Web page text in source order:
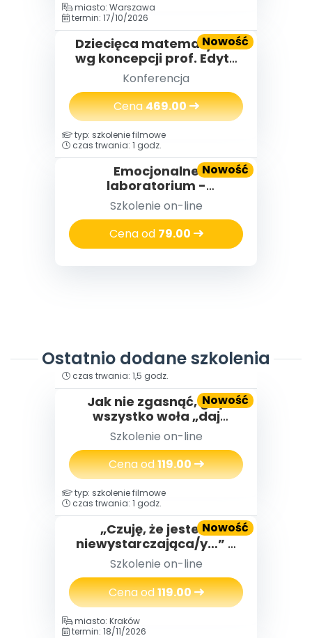
Nowość
miasto: Warszawa
termin: 17/10/2026
Dziecięca matematyka®
wg koncepcji prof. Edyty
Gruszczyk-Kolczyńskiej
Konferencja
Cena469.00
Nowość
typ: szkolenie filmowe
czas trwania: 1 godz.
Emocjonalne
laboratorium -
eksperymenty i zabawy,
które pomagają dzieciom
radzić sobie z emocjami
Szkolenie on-line
Cena od 79.00
Ostatnio dodane szkolenia
Nowość
typ: szkolenie filmowe
czas trwania: 1,5 godz.
Jak nie zgasnąć, gdy
wszystko woła „daj
więcej” – o wypaleniu
zawodowym
nauczycielek i nauczycieli,
którzy za długo byli silni
Szkolenie on-line
Cena od119.00
Nowość
typ: szkolenie filmowe
czas trwania: 1 godz.
„Czuję, że jestem
niewystarczająca/y…” –
jak budować poczucie
własnej wartości.
Szkolenie on-line
Cena od119.00
miasto: Kraków
termin: 18/11/2026